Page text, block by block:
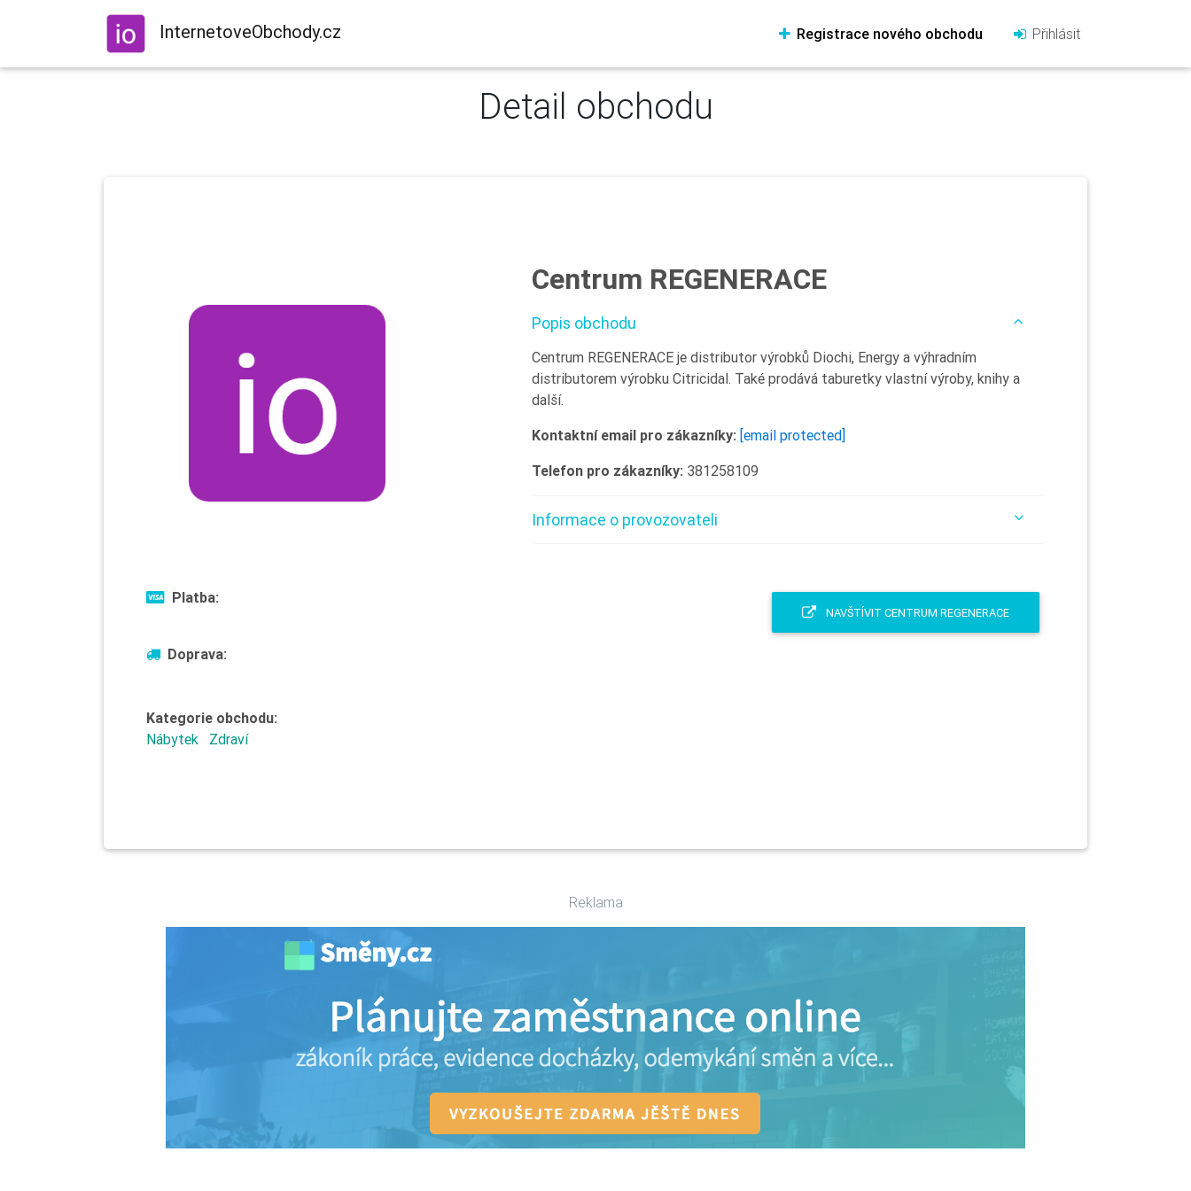
InternetoveObchody.cz Registrace nového obchodu Přihlásit
Detail obchodu
Platba:
Doprava:
Kategorie obchodu:
Nábytek
Zdraví
Centrum REGENERACE
Popis obchodu
Centrum REGENERACE je distributor výrobků Diochi, Energy a výhradním
distributorem výrobku Citricidal. Také prodává taburetky vlastní výroby, knihy a
další.
Kontaktní email pro zákazníky: [email protected]
Telefon pro zákazníky: 381258109
Informace o provozovateli
NAVŠTÍVIT CENTRUM REGENERACE
Reklama